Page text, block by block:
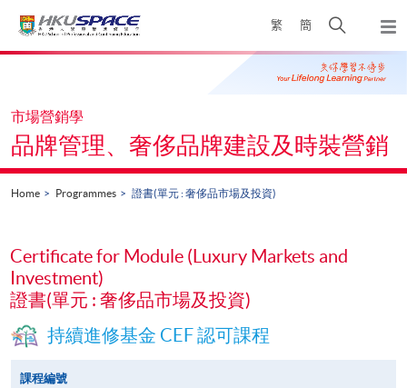
繁 簡
Open
search
panel
Main
市場營銷學
品牌管理、奢侈品牌建設及時裝營銷
Home Programmes 證書(單元 : 奢侈品市場及投資)
Certificate for Module (Luxury Markets and
Investment)
證書(單元 : 奢侈品市場及投資)
持續進修基金 CEF 認可課程
課程編號